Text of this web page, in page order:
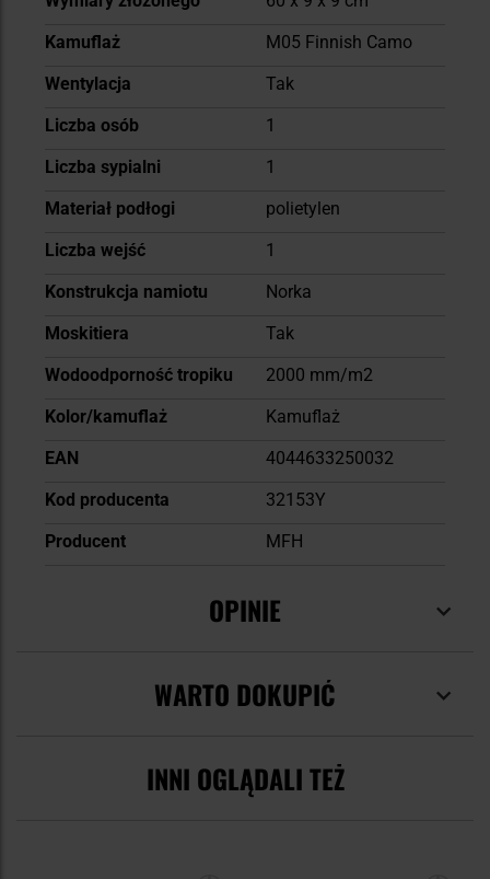
Kamuflaż
M05 Finnish Camo
Wentylacja
Tak
Liczba osób
1
Liczba sypialni
1
Materiał podłogi
polietylen
Liczba wejść
1
Konstrukcja namiotu
Norka
Moskitiera
Tak
Wodoodporność tropiku
2000 mm/m2
Kolor/kamuflaż
Kamuflaż
EAN
4044633250032
Kod producenta
32153Y
Producent
MFH
OPINIE
WARTO DOKUPIĆ
INNI OGLĄDALI TEŻ